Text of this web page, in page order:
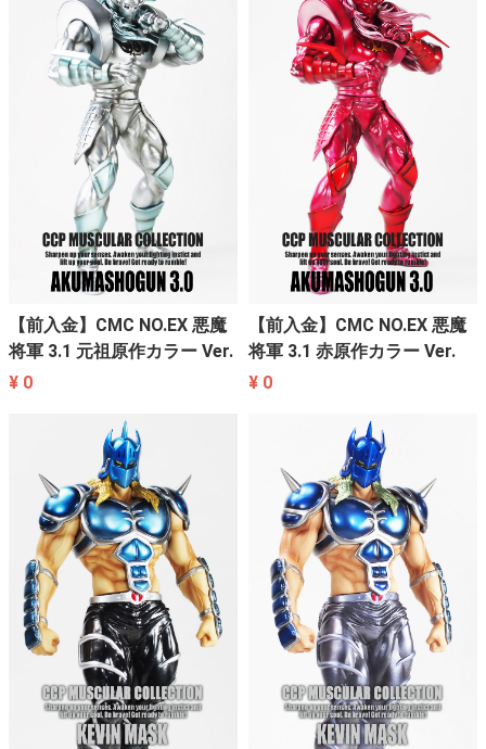
【前入金】CMC NO.EX 悪魔
将軍 3.1 元祖原作カラー Ver.
¥ 0
【前入金】CMC NO.EX 悪魔
将軍 3.1 赤原作カラー Ver.
¥ 0